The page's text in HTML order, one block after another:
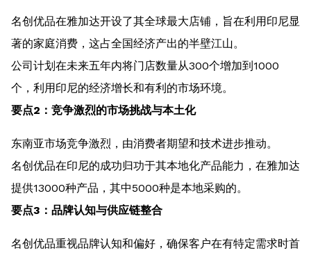
名创优品在雅加达开设了其全球最大店铺，旨在利用印尼显
著的家庭消费，这占全国经济产出的半壁江山。
公司计划在未来五年内将门店数量从300个增加到1000
个，利用印尼的经济增长和有利的市场环境。
要点2：竞争激烈的市场挑战与本土化
东南亚市场竞争激烈，由消费者期望和技术进步推动。
名创优品在印尼的成功归功于其本地化产品能力，在雅加达
提供13000种产品，其中5000种是本地采购的。
要点3：品牌认知与供应链整合
名创优品重视品牌认知和偏好，确保客户在有特定需求时首